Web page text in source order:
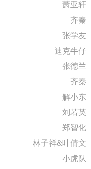
萧亚轩
齐秦
张学友
迪克牛仔
张德兰
齐秦
解小东
刘若英
郑智化
林子祥&叶倩文
小虎队